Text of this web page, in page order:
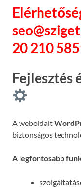
20 210
Fejlesztés
A weboldalt
biztonságos
A legfontosabb